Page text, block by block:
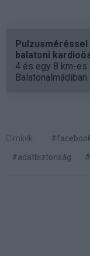
balatoni
4 és egy 8 km-
Balatonalmádiban.
Címkék:
#adatbiztonság